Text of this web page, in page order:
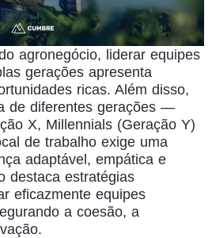
agronegócio, liderar equipes
gerações apresenta
ricas. Além disso,
de diferentes gerações —
X, Millennials (Geração Y)
de trabalho exige uma
adaptável, empática e
destaca estratégias
eficazmente equipes
a coesão, a